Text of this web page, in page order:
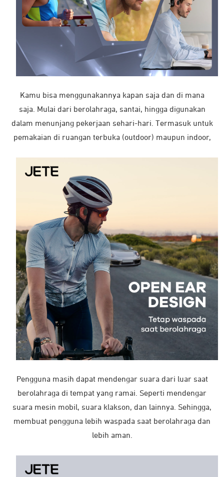
Kamu bisa menggunakannya kapan saja dan di mana
saja. Mulai dari berolahraga, santai, hingga digunakan
dalam menunjang pekerjaan sehari-hari. Termasuk untuk
pemakaian di ruangan terbuka (outdoor) maupun indoor,
Pengguna masih dapat mendengar suara dari luar saat
berolahraga di tempat yang ramai. Seperti mendengar
suara mesin mobil, suara klakson, dan lainnya. Sehingga,
membuat pengguna lebih waspada saat berolahraga dan
lebih aman.